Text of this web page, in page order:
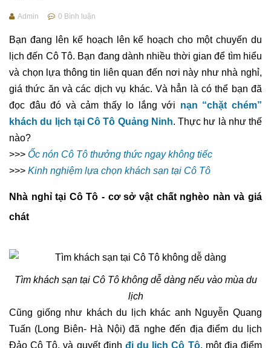
Admin 0 Bình luận
Bạn đang lên kế hoạch lên kế hoạch cho một chuyến du
lịch đến Cô Tô. Bạn đang dành nhiều thời gian để tìm hiểu
và chọn lựa thông tin liên quan đến nơi này như nhà nghỉ,
giá thức ăn và các dịch vụ khác. Và hẳn là có thể bạn đã
đọc đâu đó và cảm thấy lo lắng với nạn “chặt chém”
khách du lịch tại Cô Tô Quảng Ninh. Thực hư là như thế
nào?
>>> Ốc nón Cô Tô thưởng thức ngay không tiếc
>>> Kinh nghiệm lựa chọn khách sạn tại Cô Tô
Nhà nghỉ tại Cô Tô - cơ sở vật chất nghèo nàn và giá
chát
Tìm khách sạn tại Cô Tô không dễ dàng nếu vào mùa du
lịch
Cũng giống như khách du lịch khác anh Nguyễn Quang
Tuấn (Long Biên- Hà Nội) đã nghe đến địa điểm du lịch
Đảo Cô Tô, và quyết định đi du lịch Cô Tô, một địa điểm